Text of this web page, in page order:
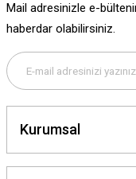
Bu ürüne benzer
Mail adresinizle e-
haberdar olabilirsiniz.
Kurumsal